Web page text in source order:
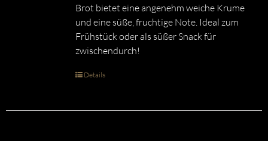
Brot bietet eine angenehm weiche Krume
und eine süße, fruchtige Note. Ideal zum
Frühstück oder als süßer Snack für
zwischendurch!
Details